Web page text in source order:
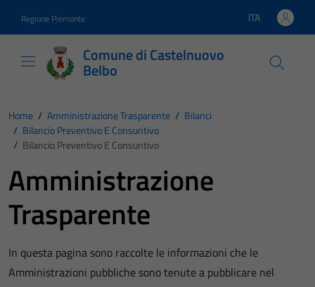
Regione Piemonte Lingua attiva:
ITA
Comune di Castelnuovo
Belbo
Home / Amministrazione Trasparente / Bilanci
/ Bilancio Preventivo E Consuntivo
/ Bilancio Preventivo E Consuntivo
Amministrazione
Trasparente
In questa pagina sono raccolte le informazioni che le
Amministrazioni pubbliche sono tenute a pubblicare nel